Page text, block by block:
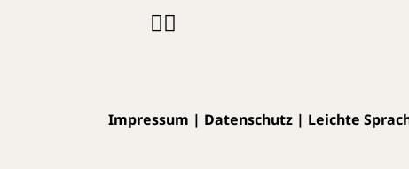
Impressum | Datenschutz | Leichte